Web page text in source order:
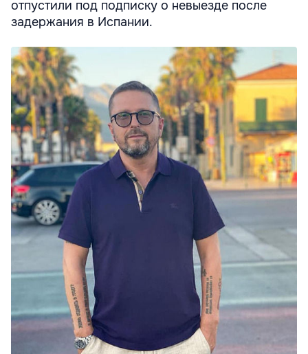
отпустили под подписку о невыезде после
задержания в Испании.